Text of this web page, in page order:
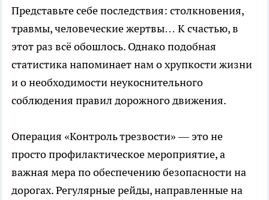
Представьте себе последствия: столкновения,
травмы, человеческие жертвы… К счастью, в
этот раз всё обошлось. Однако подобная
статистика напоминает нам о хрупкости жизни
и о необходимости неукоснительного
соблюдения правил дорожного движения.
Операция «Контроль трезвости» — это не
просто профилактическое мероприятие, а
важная мера по обеспечению безопасности на
дорогах. Регулярные рейды, направленные на